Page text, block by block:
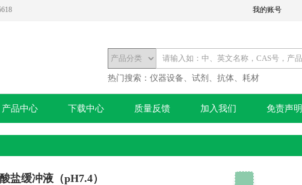
我的账号
热门搜索： 仪器设备、试剂、抗体、耗材
产品中心 下载中心 质量反馈 加入我们 免责声明
盐缓冲液（pH7.4）